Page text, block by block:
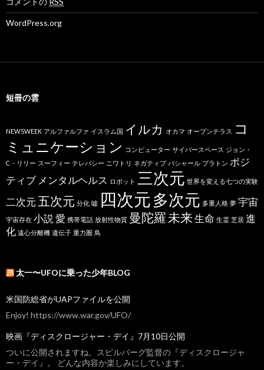
WordPress.org
短冊の雲
NEWSWEEK アルファルファ イスラム国 イルカ オカマ オープンテラス
コ
ミュニケーション
コンピューター サイバースペース ジョン・
C・リリー スーフィー テレパシー ニワトリ ネガティブ バシャール プラトン ポジ
ティブ メンタルヘルス ロボット 三次元 世界を変える七つの実験
二次元 五次元 分化 嘘 四次元多次元 多重人格 夢 宇宙
宇宙存在 小説愛 携帯電話 放射性物質 曼陀羅 未来生命 生霊 芝居 進
化 遠心分離機 遺伝子 重力圏 鳥
太一〜UFOに乗った少年BLOG
米国防総省がUAPファイルを公開
Enjoy! https://www.war.gov/UFO/
映画『ディスクロージャー・デイ』7月10日公開
ついに公開されますね。スピルバーグ監督の『ディスクロージャ
ー・デイ』。 どんな内容か楽しみにしています。